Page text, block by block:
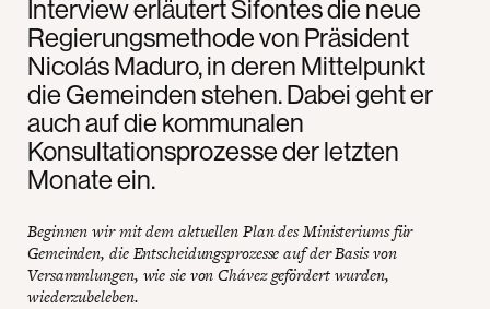
Interview erläutert Sifontes die neue
Regierungsmethode von Präsident
Nicolás Maduro, in deren Mittelpunkt
die Gemeinden stehen. Dabei geht er
auch auf die kommunalen
Konsultationsprozesse der letzten
Monate ein.
Beginnen wir mit dem aktuellen Plan des Ministeriums für
Gemeinden, die Entscheidungsprozesse auf der Basis von
Versammlungen, wie sie von Chávez gefördert wurden,
wiederzubeleben.